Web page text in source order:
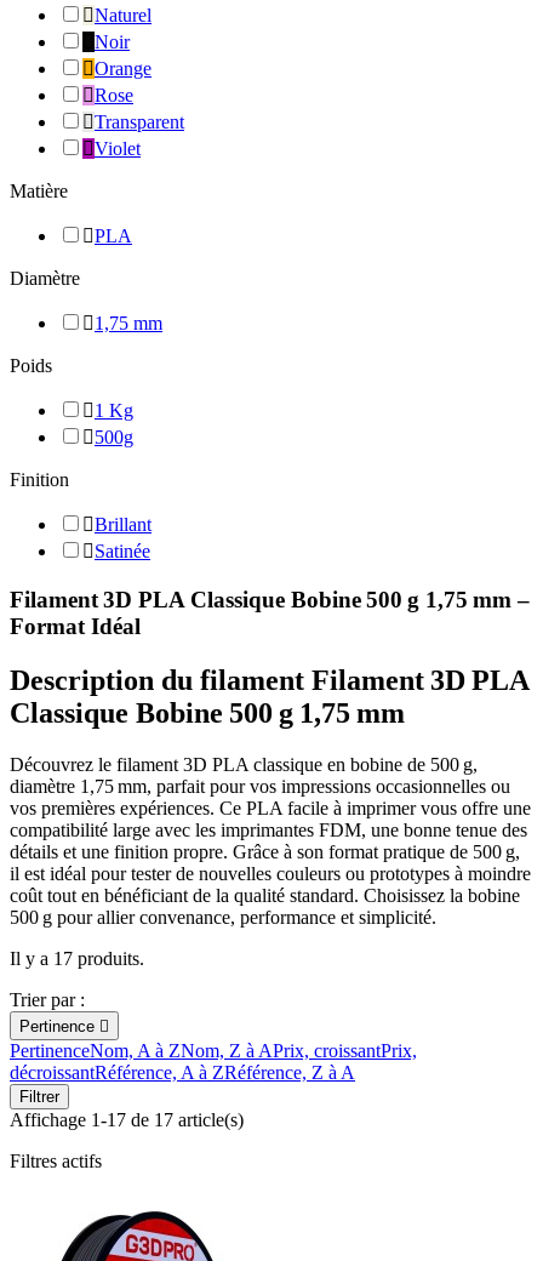
Naturel
Noir
Orange
Rose
Transparent
Violet
Matière
PLA
Diamètre
1,75 mm
Poids
1 Kg
500g
Finition
Brillant
Satinée
Filament 3D PLA Classique Bobine 500 g 1,75 mm –
Format Idéal
Description du filament Filament 3D PLA
Classique Bobine 500 g 1,75 mm
Découvrez le filament 3D PLA classique en bobine de 500 g,
diamètre 1,75 mm, parfait pour vos impressions occasionnelles ou
vos premières expériences. Ce PLA facile à imprimer vous offre une
compatibilité large avec les imprimantes FDM, une bonne tenue des
détails et une finition propre. Grâce à son format pratique de 500 g,
il est idéal pour tester de nouvelles couleurs ou prototypes à moindre
coût tout en bénéficiant de la qualité standard. Choisissez la bobine
500 g pour allier convenance, performance et simplicité.
Il y a 17 produits.
Trier par :
Pertinence 
PertinenceNom, A à ZNom, Z à APrix, croissantPrix,
décroissantRéférence, A à ZRéférence, Z à A
Filtrer
Affichage 1-17 de 17 article(s)
Filtres actifs